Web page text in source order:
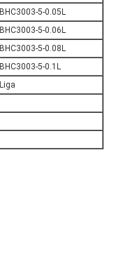
BHC3003-5-0.05L
BHC3003-5-0.06L
BHC3003-5-0.08L
BHC3003-5-0.1L
Liga